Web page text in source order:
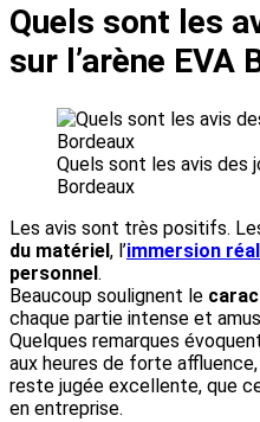
Quels sont les
sur l’arène EVA
Quels sont les avis des
Bordeaux
Les avis sont très positifs.
du matériel, l’immersion
personnel.
Beaucoup soulignent le
chaque partie intense et
Quelques remarques
aux heures de forte
reste jugée excellente, que
en entreprise.